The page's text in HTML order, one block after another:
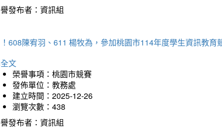
發布者：資訊組
608陳宥羽、611 楊牧為，參加桃園市114年度學生資訊教育
文
榮譽事項：桃園市競賽
發佈單位：教務處
建立時間：2025-12-26
瀏覽次數：438
發布者：資訊組